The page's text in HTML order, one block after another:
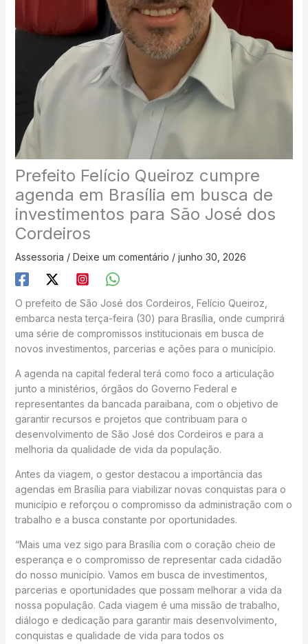
Prefeito Felício Queiroz cumpre
agenda em Brasília em busca de
investimentos para São José dos
Cordeiros
Assessoria / Deixe um comentário / junho 30, 2026
O prefeito de São José dos Cordeiros, Felício Queiroz,
embarca nesta terça-feira (30) para Brasília, onde cumprirá
uma série de compromissos institucionais em busca de
novos investimentos, parcerias e ações para o município.
A agenda na capital federal terá como foco a articulação
junto a ministérios, órgãos do Governo Federal e
representantes da bancada paraibana, com o objetivo de
garantir recursos e projetos que contribuam para o
desenvolvimento de São José dos Cordeiros e para a
melhoria da qualidade de vida da população.
Antes da viagem, o gestor destacou a importância das
agendas em Brasília para viabilizar novas conquistas para o
município e reforçou o compromisso da administração com o
trabalho e a busca constante por oportunidades.
“Mais uma vez sigo para Brasília com o coração cheio de
esperança e o compromisso de representar cada cidadão
do nosso município. Vamos em busca de investimentos,
parcerias e oportunidades que possam melhorar a vida da
nossa população. Cada viagem é uma missão de trabalho,
diálogo e dedicação para garantir mais desenvolvimento,
conquistas e qualidade de vida para todos os